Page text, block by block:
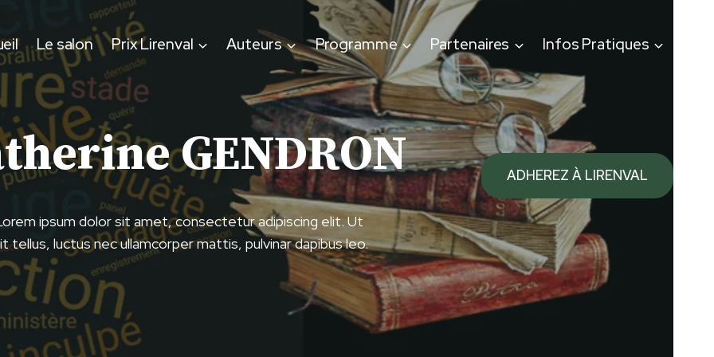
Le salon Prix Lirenval Auteurs Programme Partenaires Infos Pratiques
ADHEREZ À LIRENVAL
GENDRON
ipsum dolor sit amet, consectetur adipiscing elit. Ut
tellus, luctus nec ullamcorper mattis, pulvinar dapibus leo.